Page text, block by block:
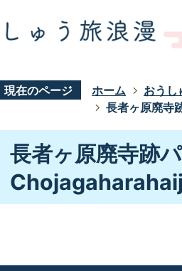
現在のページ ホーム おうし
長者ヶ原廃寺
長者ヶ原廃寺跡